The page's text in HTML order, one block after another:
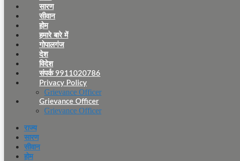
सारण
सीवान
होम
हमारे बारे में
गोपालगंज
देश
विदेश
संपर्क 9911020786
Privacy Policy
Grievance Officer
Grievance Officer
Grievance Officer
राज्य
सारण
सीवान
होम